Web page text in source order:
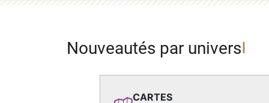
Nouveautés par univers
CARTES